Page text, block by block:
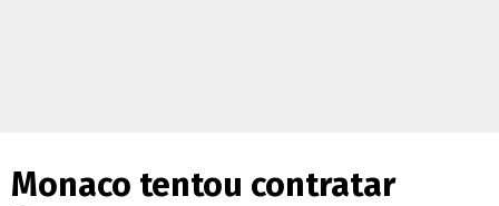
Monaco tentou contratar